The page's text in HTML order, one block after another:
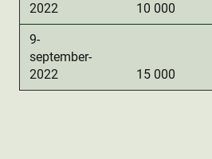
2022
10 000
9-
september-
2022
15 000